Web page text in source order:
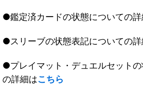
●鑑定済カードの状態についての詳
●スリーブの状態表記についての詳
●プレイマット・デュエルセット
の詳細はこちら